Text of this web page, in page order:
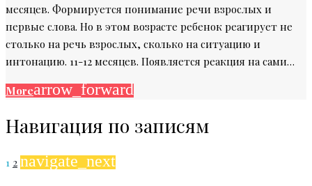
месяцев. Формируется понимание речи взрослых и
первые слова. Но в этом возрасте ребенок реагирует не
столько на речь взрослых, сколько на ситуацию и
интонацию. 11-12 месяцев. Появляется реакция на сами…
Morearrow_forward
Навигация по записям
1 2 navigate_next